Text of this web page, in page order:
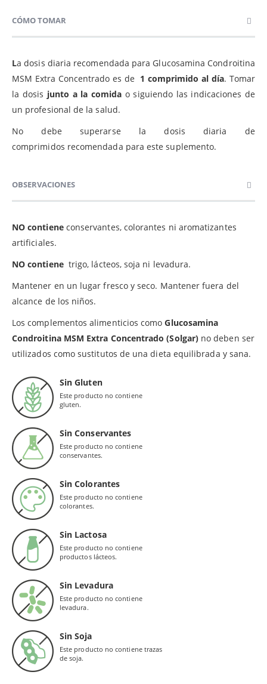
CÓMO TOMAR
La dosis diaria recomendada para Glucosamina Condroitina
MSM Extra Concentrado es de 1 comprimido al día. Tomar
la dosis junto a la comida o siguiendo las indicaciones de
un profesional de la salud.
No debe superarse la dosis diaria de
comprimidos recomendada para este suplemento.
OBSERVACIONES
NO contieneconservantes, colorantes ni aromatizantes
artificiales.
NO contienetrigo, lácteos, soja ni levadura.
Mantener en un lugar fresco y seco. Mantener fuera del
alcance de los niños.
Los complementos alimenticios como Glucosamina
Condroitina MSM Extra Concentrado (Solgar)no deben ser
utilizados como sustitutos de una dieta equilibrada y sana.
Sin Gluten
Este producto no contiene
gluten.
Sin Conservantes
Este producto no contiene
conservantes.
Sin Colorantes
Este producto no contiene
colorantes.
Sin Lactosa
Este producto no contiene
productos lácteos.
Sin Levadura
Este producto no contiene
levadura.
Sin Soja
Este producto no contiene trazas
de soja.